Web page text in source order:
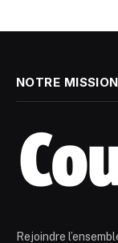
NOTRE MISSION
Rejoindre